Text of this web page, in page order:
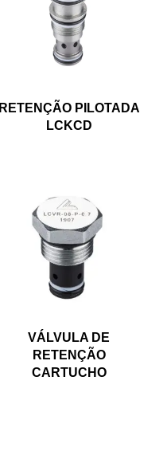
RETENÇÃO PILOTADA
LCKCD
VÁLVULA DE
RETENÇÃO
CARTUCHO